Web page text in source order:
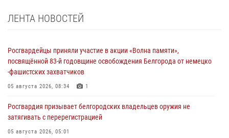
ЛЕНТА НОВОСТЕЙ
Росгвардейцы приняли участие в акции «Волна памяти»,
посвящённой 83‑й годовщине освобождения Белгорода от немецко
‑фашистских захватчиков
05 августа 2026, 08:34 1
Росгвардия призывает белгородских владельцев оружия не
затягивать с перерегистрацией
05 августа 2026, 05:01